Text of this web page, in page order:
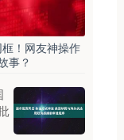
！网友神操作
事？